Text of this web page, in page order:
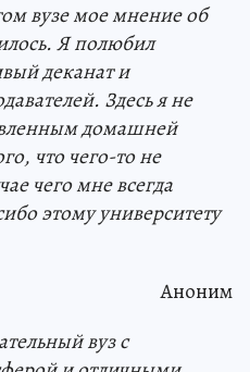
вузе мое мнение об
Я полюбил
деканат и
Здесь я не
домашней
что чего-то не
чего мне всегда
этому университету
Аноним
вуз с